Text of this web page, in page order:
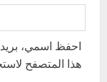
احفظ اسمي،
هذا المتصفح